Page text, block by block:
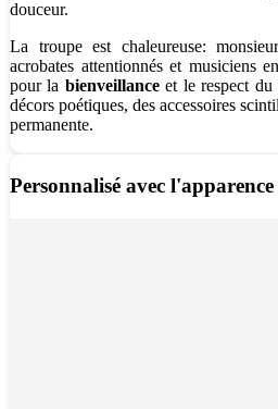
douceur.
La troupe est chaleureuse:
acrobates attentionnés et musiciens
pour la bienveillanceet le respect du
décors poétiques, des accessoires
permanente.
Personnalisé avec